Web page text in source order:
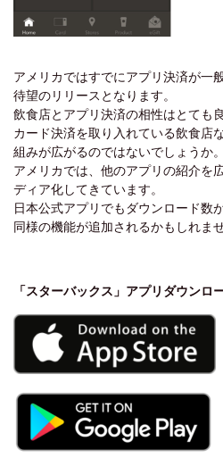
アメリカではすでにアプリ決済が一
待望のリリースとなります。
飲食店とアプリ決済の相性はとても
カード決済を取り入れている飲食店
組みが広がるのではないでしょうか。
アメリカでは、他のアプリの紹介を
ディア化してきています。
日本公式アプリでもダウンロード数
同様の機能が追加されるかもしれませ
「スターバックス」アプリダウンロ